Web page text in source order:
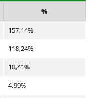
%
157,14%
118,24%
10,41%
4,99%